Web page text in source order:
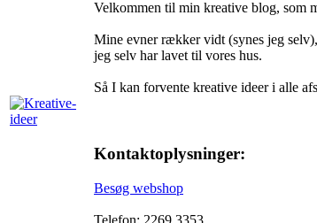
Velkommen til min kreative blog, som
Mine evner rækker vidt (synes jeg
jeg selv har lavet til vores hus.
Så I kan forvente kreative ideer i alle
Kontaktoplysninger:
Besøg webshop
Telefon: 2269 3353